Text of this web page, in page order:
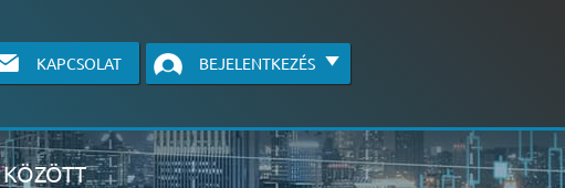
KAPCSOLAT BEJELENTKEZÉS